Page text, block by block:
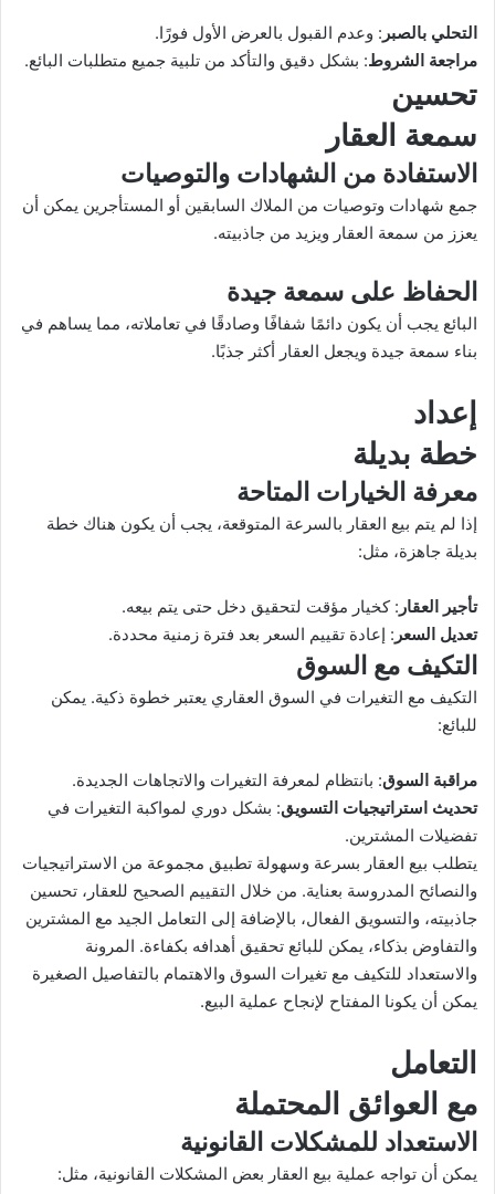
التحلي بالصبر : وعدم القبول بالعرض الأول فورًا.
مراجعة الشروط: بشكل دقيق والتأكد من تلبية جميع متطلبات البائع.
تحسين
سمعة العقار
الاستفادة من الشهادات والتوصيات
جمع شهادات وتوصيات من الملاك السابقين أو المستأجرين يمكن أن
يعزز من سمعة العقار ويزيد من جاذبيته.
الحفاظ على سمعة جيدة
البائع يجب أن يكون دائمًا شفافًا وصادقًا في تعاملاته، مما يساهم في
بناء سمعة جيدة ويجعل العقار أكثر جذبًا.
إعداد
خطة بديلة
معرفة الخيارات المتاحة
إذا لم يتم بيع العقار بالسرعة المتوقعة، يجب أن يكون هناك خطة
بديلة جاهزة، مثل:
تأجير العقار : كخيار مؤقت لتحقيق دخل حتى يتم بيعه.
تعديل السعر : إعادة تقييم السعر بعد فترة زمنية محددة.
التكيف مع السوق
التكيف مع التغيرات في السوق العقاري يعتبر خطوة ذكية. يمكن
للبائع:
مراقبة السوق: بانتظام لمعرفة التغيرات والاتجاهات الجديدة.
تحديث استراتيجيات التسويق: بشكل دوري لمواكبة التغيرات في
تفضيلات المشترين.
يتطلب بيع العقار بسرعة وسهولة تطبيق مجموعة من الاستراتيجيات
والنصائح المدروسة بعناية. من خلال التقييم الصحيح للعقار، تحسين
جاذبيته، والتسويق الفعال، بالإضافة إلى التعامل الجيد مع المشترين
والتفاوض بذكاء، يمكن للبائع تحقيق أهدافه بكفاءة. المرونة
والاستعداد للتكيف مع تغيرات السوق والاهتمام بالتفاصيل الصغيرة
يمكن أن يكونا المفتاح لإنجاح عملية البيع.
التعامل
مع العوائق المحتملة
الاستعداد للمشكلات القانونية
يمكن أن تواجه عملية بيع العقار بعض المشكلات القانونية، مثل: